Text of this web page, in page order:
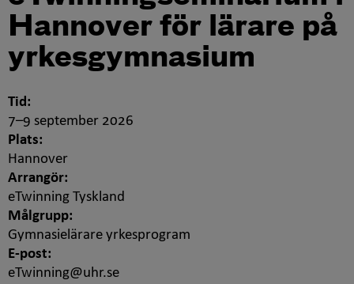
Hannover för lärare på
yrkesgymnasium
Tid:
7–9 september 2026
Plats:
Hannover
Arrangör:
eTwinning Tyskland
Målgrupp:
Gymnasielärare yrkesprogram
E-post:
eTwinning@uhr.se